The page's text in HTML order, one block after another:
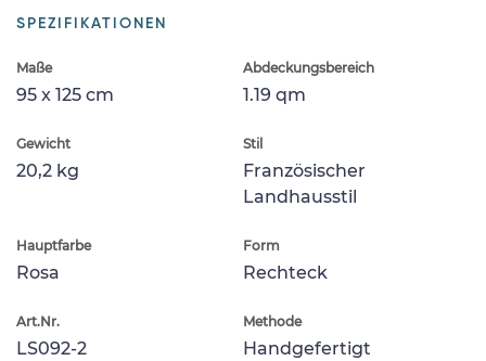
SPEZIFIKATIONEN
Maße
95 x 125 cm
Abdeckungsbereich
1.19 qm
Gewicht
20,2 kg
Stil
Französischer
Landhausstil
Hauptfarbe
Rosa
Form
Rechteck
Art.Nr.
LS092-2
Methode
Handgefertigt